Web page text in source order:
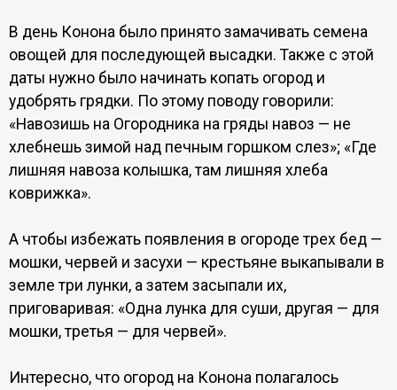
В день Конона было принято замачивать семена
овощей для последующей высадки. Также с этой
даты нужно было начинать копать огород и
удобрять грядки. По этому поводу говорили:
«Навозишь на Огородника на гряды навоз — не
хлебнешь зимой над печным горшком слез»; «Где
лишняя навоза колышка, там лишняя хлеба
коврижка».
А чтобы избежать появления в огороде трех бед —
мошки, червей и засухи — крестьяне выкапывали в
земле три лунки, а затем засыпали их,
приговаривая: «Одна лунка для суши, другая — для
мошки, третья — для червей».
Интересно, что огород на Конона полагалось